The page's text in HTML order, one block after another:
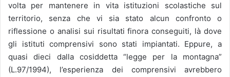
volta per mantenere in vita istituzioni scolastiche sul
territorio, senza che vi sia stato alcun confronto o
riflessione o analisi sui risultati finora conseguiti, là dove
gli istituti comprensivi sono stati impiantati. Eppure, a
quasi dieci dalla cosiddetta “legge per la montagna”
(L.97/1994), l’esperienza dei comprensivi avrebbero